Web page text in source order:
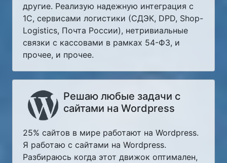
другие. Реализую надежную интеграция с
1С, сервисами логистики (СДЭК, DPD, Shop-
Logistics, Почта России), нетривиальные
связки с кассовами в рамках 54-ФЗ, и
прочее, и прочее.
Решаю любые задачи с
сайтами на Wordpress
25% сайтов в мире работают на Wordpress.
Я работаю с сайтами на Wordpress.
Разбираюсь когда этот движок оптимален,